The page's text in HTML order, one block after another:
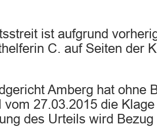
ist aufgrund
C. auf Seiten der
Amberg hat ohne
vom 27.03.2015 die
des Urteils wird